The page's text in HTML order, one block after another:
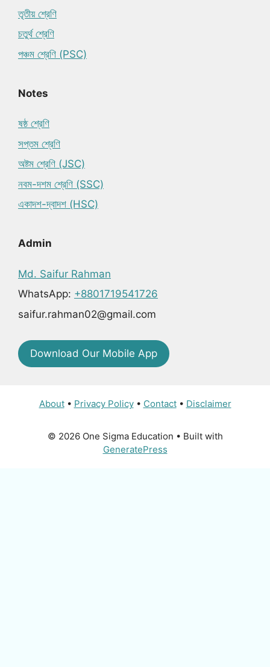
তৃতীয় শ্রেণি
চতুর্থ শ্রেণি
পঞ্চম শ্রেণি (PSC)
Notes
ষষ্ঠ শ্রেণি
সপ্তম শ্রেণি
অষ্টম শ্রেণি (JSC)
নবম-দশম শ্রেণি (SSC)
একাদশ-দ্বাদশ (HSC)
Admin
Md. Saifur Rahman
WhatsApp: +8801719541726
saifur.rahman02@gmail.com
Download Our Mobile App
About• Privacy Policy• Contact• Disclaimer
© 2026 One Sigma Education • Built with
GeneratePress